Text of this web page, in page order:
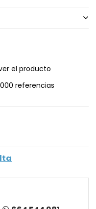
el producto
referencias